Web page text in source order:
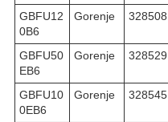
GBFU12
0B6
Gorenje 328508
GBFU50
EB6
Gorenje 328529
GBFU10
0EB6
Gorenje 328545